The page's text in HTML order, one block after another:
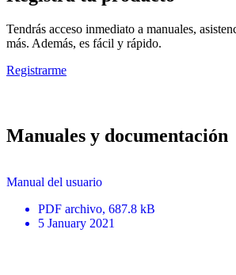
Tendrás acceso inmediato a manuales,
más. Además, es fácil y rápido.
Registrarme
Manuales y documentación
Manual del usuario
PDF archivo, 687.8 kB
5 January 2021